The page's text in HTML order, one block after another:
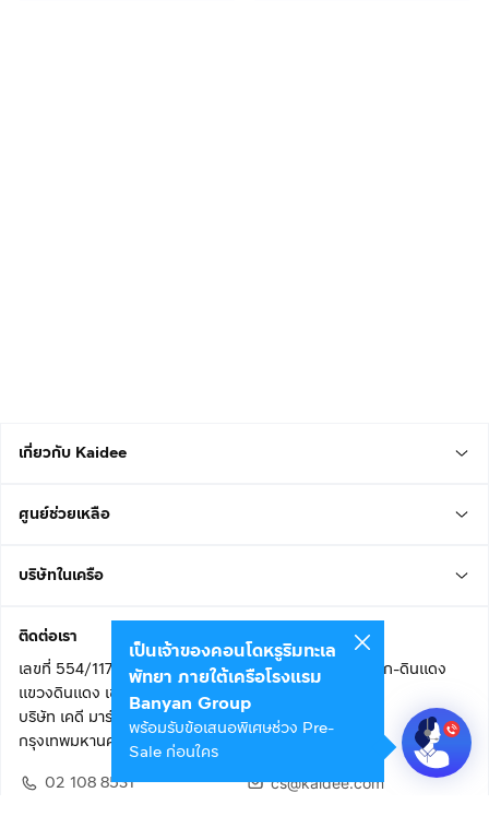
เกี่ยวกับ Kaidee
ศูนย์ช่วยเหลือ
บริษัทในเครือ
ติดต่อเรา
เลขที่ 554/117 อาคารสกายไนน์ เซ็นเตอร์ ชั้น 22 ถนนอโศก-ดินแดง
แขวงดินแดง เขตดินแดง
บริษัท เคดี มาร์เก็ตเพลส จำกัด (สำนักงานใหญ่)
กรุงเทพมหานคร 10400
02 108 8531
cs@kaidee.com
เป็นเจ้าของคอนโดหรูริมทะเล
พัทยา ภายใต้เครือโรงแรม
Banyan Group
พร้อมรับข้อเสนอพิเศษช่วง Pre-
Sale ก่อนใคร